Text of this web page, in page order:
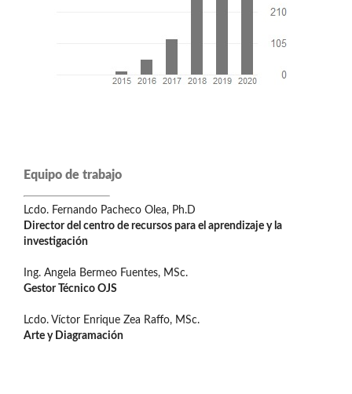
Equipo de trabajo
Lcdo. Fernando Pacheco Olea, Ph.D
Director del centro de recursos para el aprendizaje y la
investigación
Ing. Angela Bermeo Fuentes, MSc.
Gestor Técnico OJS
Lcdo. Víctor Enrique Zea Raffo, MSc.
Arte y Diagramación